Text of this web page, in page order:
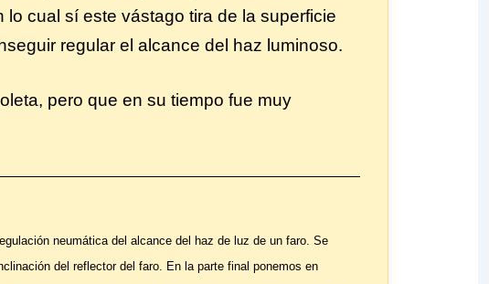
cual sí este vástago tira de la superficie
regular el alcance del haz luminoso.
pero que en su tiempo fue muy
neumática del alcance del haz de luz de un faro. Se
del reflector del faro. En la parte final ponemos en